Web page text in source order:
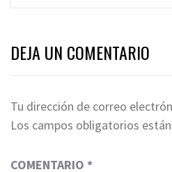
DEJA UN COMENTARIO
Tu dirección de correo
Los campos obligatorios
COMENTARIO *